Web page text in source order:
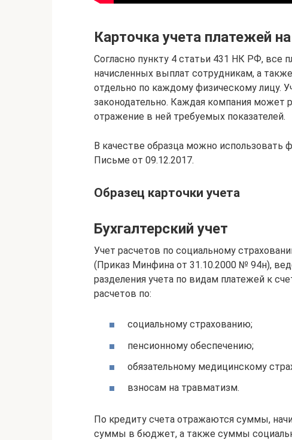
Карточка учета платежей
Согласно пункту 4 статьи 431 НК РФ, все
начисленных выплат сотрудникам, а
отдельно по каждому физическому лицу.
законодательно. Каждая компания может
отражение в ней требуемых показателей.
В качестве образца можно
Письме от 09.12.2017.
Образец карточки учета
Бухгалтерский учет
Учет расчетов по социальному
(Приказ Минфина от 31.10.2000 № 94н),
разделения учета по видам платежей к
расчетов по:
социальному страхованию;
пенсионному обеспечению;
обязательному медицинскому
взносам на травматизм.
По кредиту счета отражаются суммы,
суммы в бюджет, а также суммы